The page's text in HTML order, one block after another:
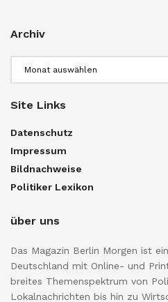
Archiv
Site Links
Datenschutz
Impressum
Bildnachweise
Politiker Lexikon
über uns
Das Magazin Berlin Morgen ist
Deutschland mit Online- und
breites Themenspektrum von
Lokalnachrichten bis hin zu